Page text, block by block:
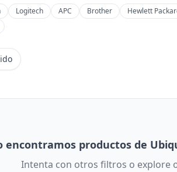
Logitech APC Brother Hewlett
encontramos productos de
Intenta con otros filtros o explore